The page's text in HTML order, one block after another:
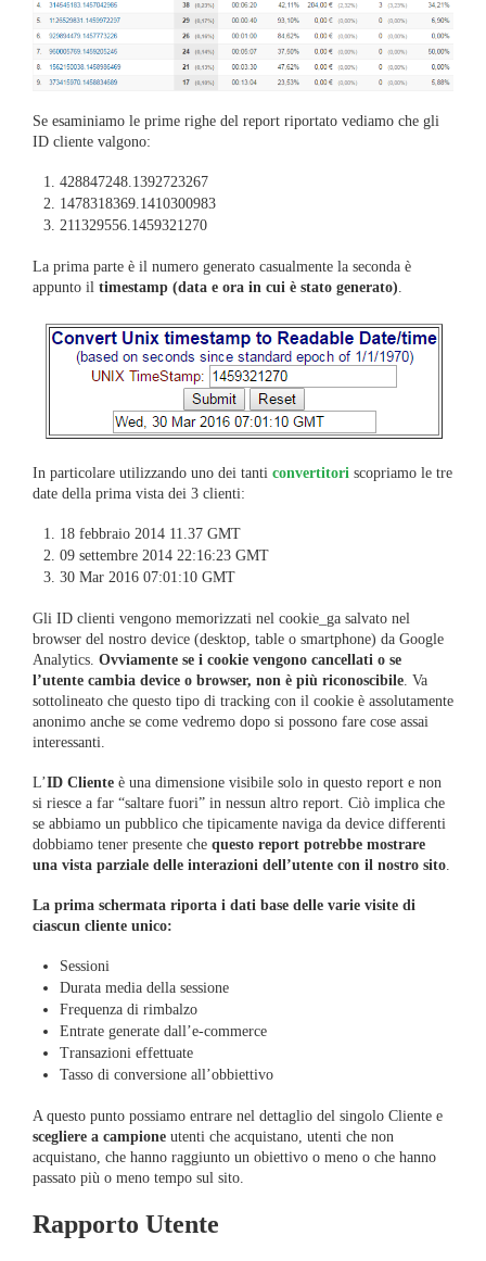
Se esaminiamo le prime righe del report riportato vediamo che gli
ID cliente valgono:
428847248.1392723267
1478318369.1410300983
211329556.1459321270
La prima parte è il numero generato casualmente la seconda è
appunto il timestamp (data e ora in cui è stato generato).
In particolare utilizzando uno dei tanti convertitori scopriamo le tre
date della prima vista dei 3 clienti:
18 febbraio 2014 11.37 GMT
09 settembre 2014 22:16:23 GMT
30 Mar 2016 07:01:10 GMT
Gli ID clienti vengono memorizzati nel cookie_ga salvato nel
browser del nostro device (desktop, table o smartphone) da Google
Analytics. Ovviamente se i cookie vengono cancellati o se
l’utente cambia device o browser, non è più riconoscibile. Va
sottolineato che questo tipo di tracking con il cookie è assolutamente
anonimo anche se come vedremo dopo si possono fare cose assai
interessanti.
L’ID Cliente è una dimensione visibile solo in questo report e non
si riesce a far “saltare fuori” in nessun altro report. Ciò implica che
se abbiamo un pubblico che tipicamente naviga da device differenti
dobbiamo tener presente che questo report potrebbe mostrare
una vista parziale delle interazioni dell’utente con il nostro sito.
La prima schermata riporta i dati base delle varie visite di
ciascun cliente unico:
Sessioni
Durata media della sessione
Frequenza di rimbalzo
Entrate generate dall’e-commerce
Transazioni effettuate
Tasso di conversione all’obbiettivo
A questo punto possiamo entrare nel dettaglio del singolo Cliente e
scegliere a campione utenti che acquistano, utenti che non
acquistano, che hanno raggiunto un obiettivo o meno o che hanno
passato più o meno tempo sul sito.
Rapporto Utente